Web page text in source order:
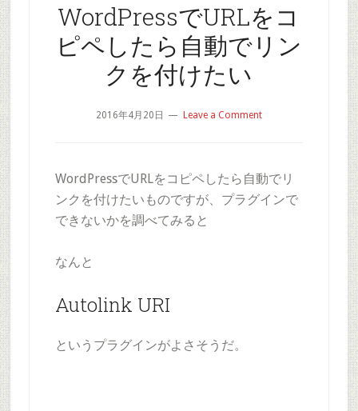
WordPressでURLをコ
ピペしたら自動でリン
クを付けたい
2016年4月20日 Leave a Comment
WordPressでURLをコピペしたら自動でリ
ンクを付けたいものですが、プラグインで
できないかを調べてみると
なんと
Autolink URI
というプラグインがよさそうだ。